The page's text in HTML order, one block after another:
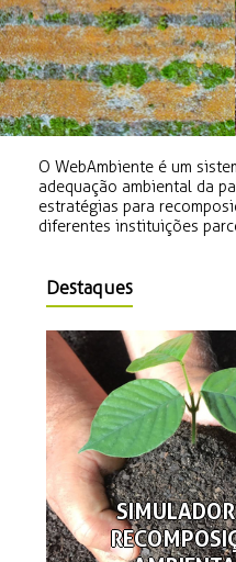
O WebAmbiente é um
adequação ambiental da
estratégias para
diferentes instituições
Destaques